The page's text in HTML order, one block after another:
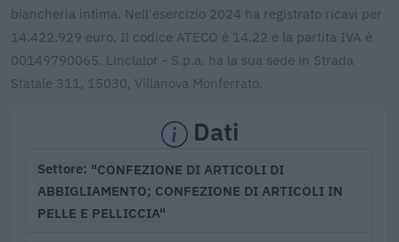
biancheria intima. Nell'esercizio 2024 ha registrato ricavi per
14.422.929 euro. Il codice ATECO è 14.22 e la partita IVA è
00149790065. Linclalor - S.p.a. ha la sua sede in Strada
Statale 311, 15030, Villanova Monferrato.
Dati
Settore "CONFEZIONE DI ARTICOLI DI
ABBIGLIAMENTO; CONFEZIONE DI ARTICOLI IN
PELLE E PELLICCIA"